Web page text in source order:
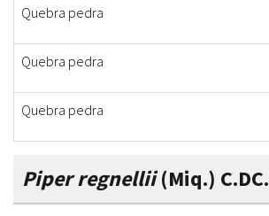
Quebra pedra
Quebra pedra
Quebra pedra
Piper regnellii(Miq.) C.DC.